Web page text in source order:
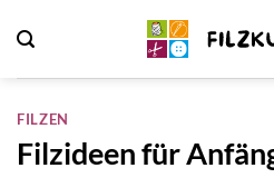
Inhalt
springen
FILZEN
Filzideen für